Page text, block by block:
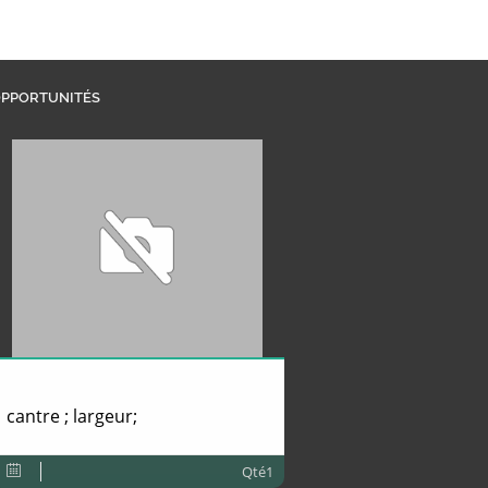
cantre ; largeur;
Qté1